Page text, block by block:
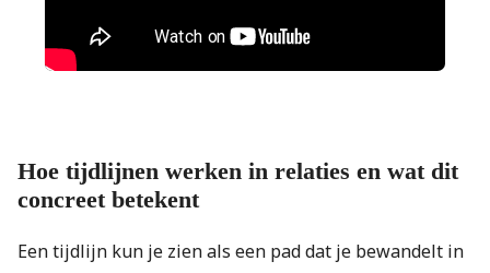
Hoe tijdlijnen werken in relaties en wat dit
concreet betekent
Een tijdlijn kun je zien als een pad dat je bewandelt in